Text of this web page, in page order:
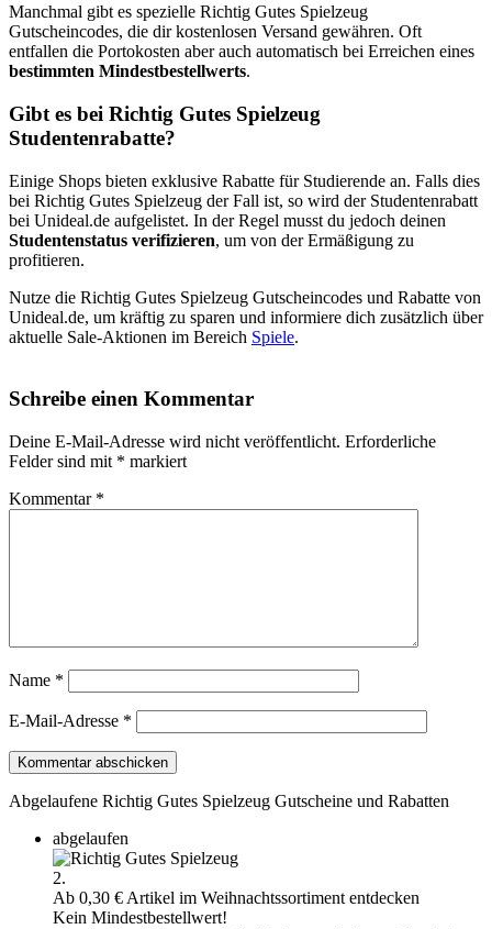
Manchmal gibt es spezielle Richtig Gutes Spielzeug
Gutscheincodes, die dir kostenlosen Versand gewähren. Oft
entfallen die Portokosten aber auch automatisch bei Erreichen eines
bestimmten Mindestbestellwerts.
Gibt es bei Richtig Gutes Spielzeug
Studentenrabatte?
Einige Shops bieten exklusive Rabatte für Studierende an. Falls dies
bei Richtig Gutes Spielzeug der Fall ist, so wird der Studentenrabatt
bei Unideal.de aufgelistet. In der Regel musst du jedoch deinen
Studentenstatus verifizieren, um von der Ermäßigung zu
profitieren.
Nutze die Richtig Gutes Spielzeug Gutscheincodes und Rabatte von
Unideal.de, um kräftig zu sparen und informiere dich zusätzlich über
aktuelle Sale-Aktionen im Bereich Spiele.
Schreibe einen Kommentar
Deine E-Mail-Adresse wird nicht veröffentlicht. Erforderliche
Felder sind mit * markiert
Kommentar *
Name *
E-Mail-Adresse *
Abgelaufene Richtig Gutes Spielzeug Gutscheine und Rabatten
abgelaufen
2.
Ab 0,30 € Artikel im Weihnachtssortiment entdecken
Kein Mindestbestellwert!